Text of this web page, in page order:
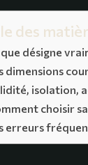
des
désigne
dimensions
isolation,
choisir
erreurs